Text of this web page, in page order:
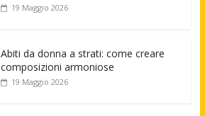
19 Maggio 2026
Abiti da donna a strati: come creare
composizioni armoniose
19 Maggio 2026